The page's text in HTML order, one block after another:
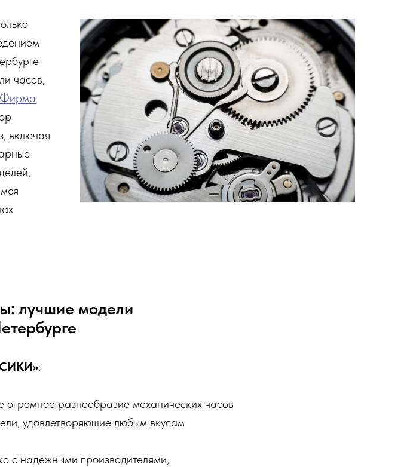
часов,
включая
лучшие модели
:
огромное разнообразие механических часов
удовлетворяющие любым вкусам
с надежными производителями,